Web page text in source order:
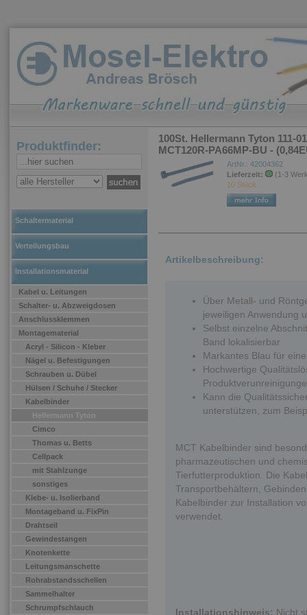
Produktfinder:
Schaltermaterial
Verteilungsbau
Installationsmaterial
Kabel u. Leitungen
Schalter- u. Abzweigdosen
Anschlussklemmen
Montagematerial
Acryl - Silicon - Kleber
Nägel u. Befestigungen
Schrauben u. Dübel
Hülsen / Schuhe / Stecker
Kabelbinder
Hellermann Tyton
Cimco
Thomas u. Betts
Cellpack
mit Stahlzunge
sonstiges
Klebe- u. Isolierband
Montageband u. FixPin
Drahtseil
Gewindestangen
Knotenkette
Leitungsmanschette
Rohrabstandsschellen
Sammelhalter
Schrumpfschlauch
100St. Hellermann Tyton 111-
MCT120R-PA66MP-BU -
ArtNr.: 42004362
Lieferzeit:
(1-3
10 Stück.
Artikelbeschreibung:
Über Metall- und
jeweiligen Anwendung
Selbst einzelne
Band lokalisierbar
Markantes Blau für
Hochwertige
Kann die
unterstützen, zum
MCT Kabelbinder sind
pharmazeutischen und
Tierfutterproduktion. Die
Transportbehältern,
Kabelbinder zur Installation
verwendet.
Installationshinweis: Nicht